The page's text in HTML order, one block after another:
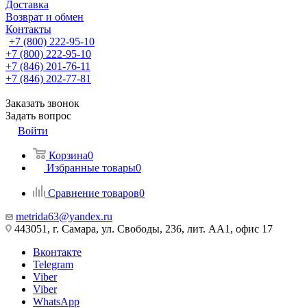
Доставка
Возврат и обмен
Контакты
+7 (800) 222-95-10
+7 (800) 222-95-10
+7 (846) 201-76-11
+7 (846) 202-77-81
Заказать звонок
Задать вопрос
Войти
Корзина0
Избранные товары0
Сравнение товаров0
metrida63@yandex.ru
443051, г. Самара, ул. Свободы, 236, лит. АА1, офис 17
Вконтакте
Telegram
Viber
Viber
WhatsApp